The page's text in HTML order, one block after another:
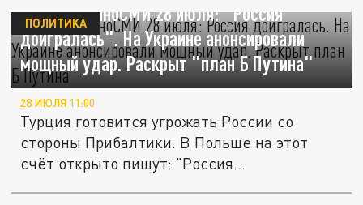
Главное в иноСМИ 28 июля: "Россия
доигралась". На Украине анонсировали
мощный удар. Раскрыт "план Б Путина"
ПОЛИТИКА
28 ИЮЛЯ 11:00
Турция готовится угрожать России со
стороны Прибалтики. В Польше на этот
счёт открыто пишут: "Россия...